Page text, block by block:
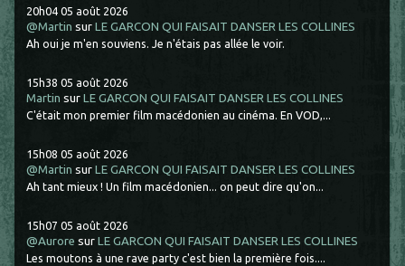
20h04 05 août 2026
@Martin surLE GARCON QUI FAISAIT DANSER LES COLLINES
Ah oui je m'en souviens. Je n'étais pas allée le voir.
15h38 05 août 2026
Martin surLE GARCON QUI FAISAIT DANSER LES COLLINES
C'était mon premier film macédonien au cinéma. En VOD,...
15h08 05 août 2026
@Martin surLE GARCON QUI FAISAIT DANSER LES COLLINES
Ah tant mieux ! Un film macédonien... on peut dire qu'on...
15h07 05 août 2026
@Aurore surLE GARCON QUI FAISAIT DANSER LES COLLINES
Les moutons à une rave party c'est bien la première fois....